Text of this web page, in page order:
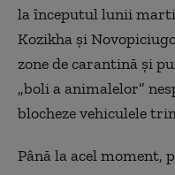
la începutul lunii
Kozikha și
zone de carantină și
„boli a animalelor”
blocheze vehiculele
Până la acel moment,